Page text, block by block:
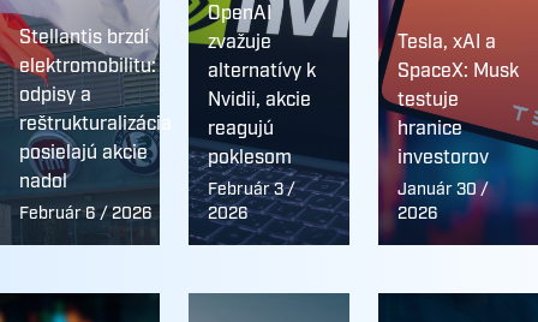
Stellantis brzdí
elektromobilitu:
odpisy a
reštrukturalizácia
posielajú akcie
nadol
Február 6 / 2026
OpenAI
zvažuje
alternatívy k
Nvidii, akcie
reagujú
poklesom
Február 3 /
2026
Tesla, xAI a
SpaceX: Musk
testuje
hranice
investorov
Január 30 /
2026